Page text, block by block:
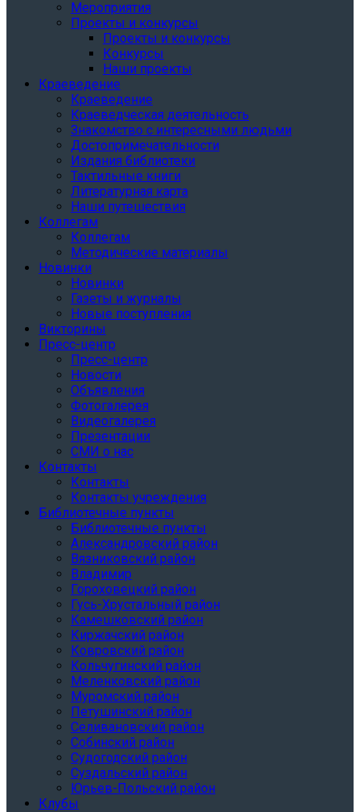
Мероприятия
Проекты и конкурсы
Проекты и конкурсы
Конкурсы
Наши проекты
Краеведение
Краеведение
Краеведческая деятельность
Знакомство с интересными людьми
Достопримечательности
Издания библиотеки
Тактильные книги
Литературная карта
Наши путешествия
Коллегам
Коллегам
Методические материалы
Новинки
Новинки
Газеты и журналы
Новые поступления
Викторины
Пресс-центр
Пресс-центр
Новости
Объявления
Фотогалерея
Видеогалерея
Презентации
СМИ о нас
Контакты
Контакты
Контакты учреждения
Библиотечные пункты
Библиотечные пункты
Александровский район
Вязниковский район
Владимир
Гороховецкий район
Гусь-Хрустальный район
Камешковский район
Киржачский район
Ковровский район
Кольчугинский район
Меленковский район
Муромский район
Петушинский район
Селивановский район
Собинский район
Судогодский район
Суздальский район
Юрьев-Польский район
Клубы